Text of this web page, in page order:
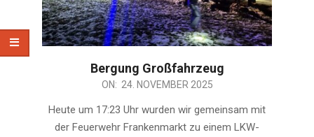
Bergung Großfahrzeug
ON: 24. NOVEMBER 2025
Heute um 17:23 Uhr wurden wir gemeinsam mit
der Feuerwehr Frankenmarkt zu einem LKW-